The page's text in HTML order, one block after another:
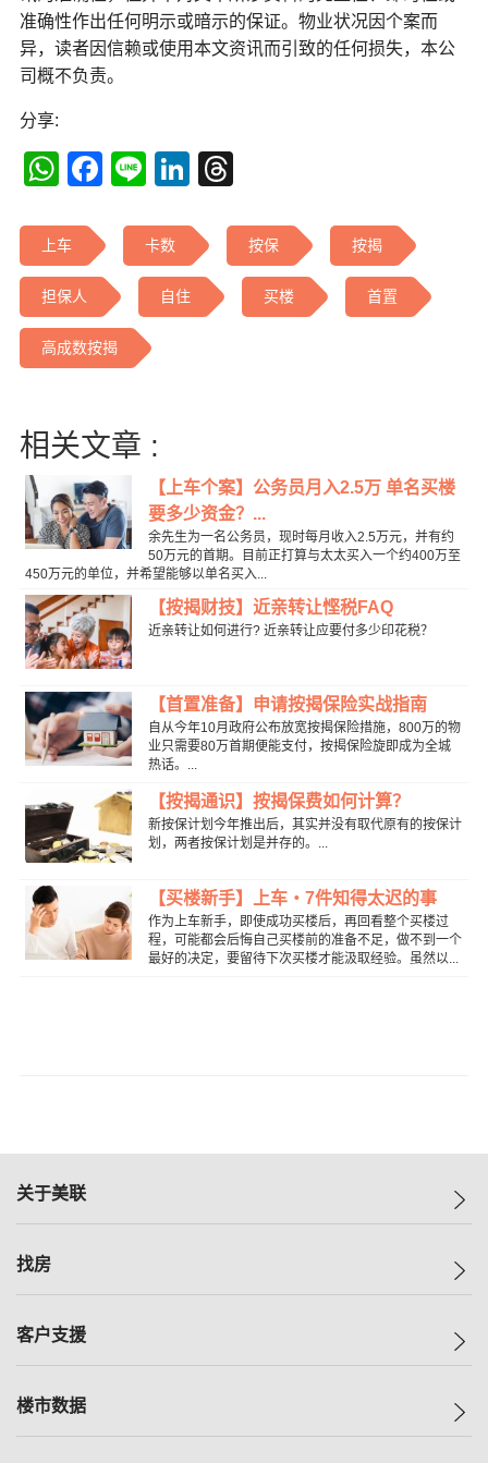
准确性作出任何明示或暗示的保证。物业状况因个案而
异，读者因信赖或使用本文资讯而引致的任何损失，本公
司概不负责。
分享:
WhatsApp
Facebook
LineLinkedIn
上车 卡数 按保 按揭
担保人 自住 买楼 首置
高成数按揭
相关文章 :
【上车个案】公务员月入2.5万 单名买楼
要多少资金？...
余先生为一名公务员，现时每月收入2.5万元，并有约
50万元的首期。目前正打算与太太买入一个约400万至
450万元的单位，并希望能够以单名买入...
【按揭财技】近亲转让悭税FAQ
近亲转让如何进行? 近亲转让应要付多少印花税？
【首置准备】申请按揭保险实战指南
自从今年10月政府公布放宽按揭保险措施，800万的物
业只需要80万首期便能支付，按揭保险旋即成为全城
热话。...
【按揭通识】按揭保费如何计算？
新按保计划今年推出后，其实并没有取代原有的按保计
划，两者按保计划是并存的。...
【买楼新手】上车‧7件知得太迟的事
作为上车新手，即使成功买楼后，再回看整个买楼过
程，可能都会后悔自己买楼前的准备不足，做不到一个
最好的决定，要留待下次买楼才能汲取经验。虽然以...
关于美联
美联集团
人才招募
找房
一手新房
减价
客户支援
自助放盘
楼市数据